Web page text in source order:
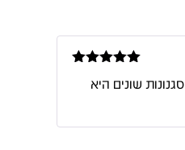
5
זה ה-Pocket Operator הכי מעניין שיצא עד היום. היכולת להקליט את הקול שלך דרך המיקרופון המובנה ולהפוך אותו מיד לצלילים מסונתזים ב-8 סגנונות שונים היא